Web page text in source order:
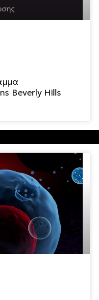
Beverly Hills